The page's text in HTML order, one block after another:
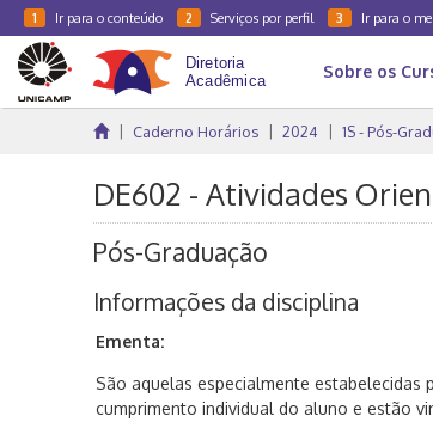
1 Ir para o conteúdo 2 Serviços por perfil 3 Ir para o
Sobre os
Caderno Horários 2024 1S - Pós-
DE602 - Atividades
Pós-Graduação
Informações da disciplina
Ementa:
São aquelas especialmente
cumprimento individual do aluno e estão